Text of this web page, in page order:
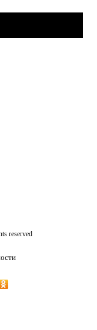
reserved